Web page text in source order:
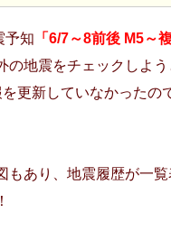
予知 「6/7～8前後 M5～
の地震をチェックしよ
更新していなかったの
もあり、地震履歴が一